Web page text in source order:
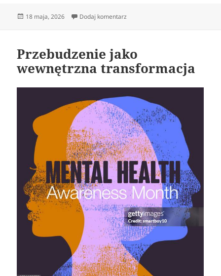
Data
18 maja, 2026 Dodaj komentarz
Przebudzenie jako
wewnętrzna transformacja